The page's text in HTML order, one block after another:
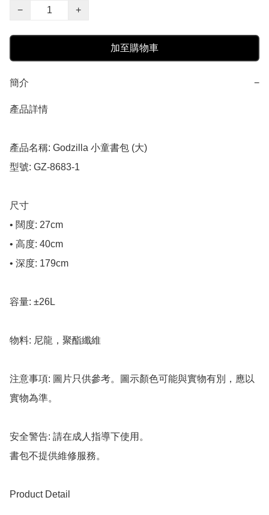
−
+
加至購物車
簡介 −
產品詳情
產品名稱: Godzilla 小童書包 (大)
型號: GZ-8683-1
尺寸
• 闊度: 27cm
• 高度: 40cm
• 深度: 179cm
容量: ±26L
物料: 尼龍，聚酯纖維
注意事項: 圖片只供參考。圖示顏色可能與實物有別，應以
實物為準。
安全警告: 請在成人指導下使用。
書包不提供維修服務。
Product Detail